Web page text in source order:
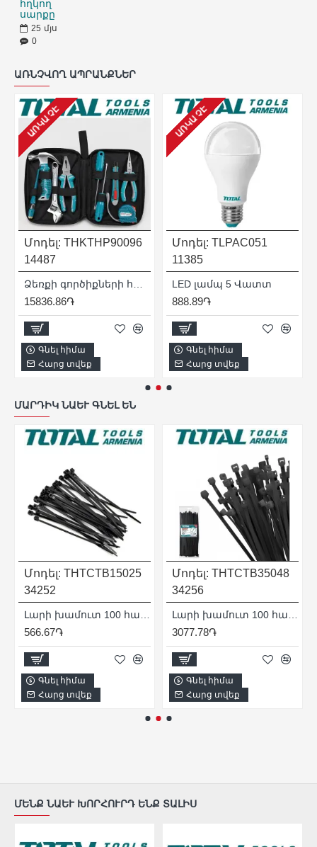
հղկող
սարքը
25 մյս
0
ԱՌՆՉՎՈՂ ԱՊՐԱՆՔՆԵՐ
ԱՌԿԱ ՉԷ
Մոդել: THKTHP90096
14487
15836.86֏
Գնել հիմա
Հարց տվեք
ԱՌԿԱ ՉԷ
Մոդել: TLPAC051
11385
LED լամպ 5 Վատտ
888.89֏
Գնել հիմա
Հարց տվեք
ՄԱՐԴԻԿ ՆԱԵՒ ԳՆԵԼ ԵՆ
Մոդել: THTCTB15025
34252
566.67֏
Գնել հիմա
Հարց տվեք
Մոդել: THTCTB35048
34256
3077.78֏
Գնել հիմա
Հարց տվեք
ՄԵՆՔ ՆԱԵՒ ԽՈՐՀՈՒՐԴ ԵՆՔ ՏԱԼԻՍ